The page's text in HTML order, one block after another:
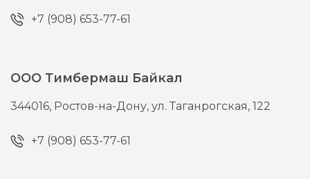
+7 (908) 653-77-61
ООО Тимбермаш Байкал
344016, Ростов-на-Дону,ул. Таганрогская, 122
+7 (908) 653-77-61